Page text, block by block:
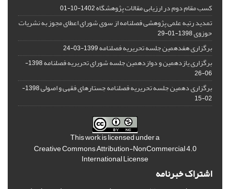
کسب مقام دوم در ارزیابی مقالات پژوهشگاه1402-10-01
تمدید رتبه علمی پژوهشی فصلنامه از سوی شورای اعطای مجوز به نشریات
حوزوی1398-01-29
برگزاری هفدهمین جلسه تحریریه فصلنامه1399-03-24
برگزاری یازدهمین و دوازدهمین جلسه شورای تحریریه فصلنامه
1398-
06-26
برگزاری دهمین جلسه تحریریه فصلنامه جستارهای فقهی و اصولی
1398-
02-15
This work is licensed under a
Creative Commons Attribution-NonCommercial 4.0
International License
اشتراک خبرنامه